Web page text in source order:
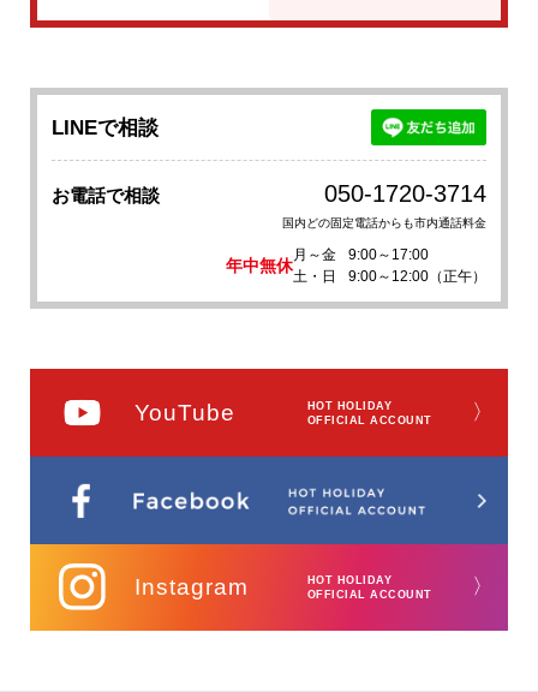
LINEで相談
お電話で相談 050-1720-3714
国内どの固定電話からも市内通話料金
年中無休
月～金
9:00～17:00
土・日
9:00～12:00（正午）
YouTube
HOT HOLIDAY
OFFICIAL ACCOUNT
〉
Instagram
HOT HOLIDAY
OFFICIAL ACCOUNT
〉